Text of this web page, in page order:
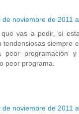
de noviembre de 2011
que vas a pedir, si
tendensiosas siempre
peor programación
peor programa.
de noviembre de 2011